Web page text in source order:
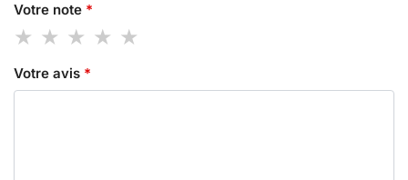
Votre note *
Votre avis *